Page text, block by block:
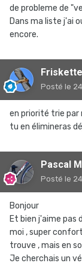
de probleme de
Dans ma liste j'ai
encore.
Posté le
en priorité trie par
tu en élimineras
Pascal
Posté le
Bonjour
Et bien j'aime pas
moi , super
trouve , mais en
Je cherchais un